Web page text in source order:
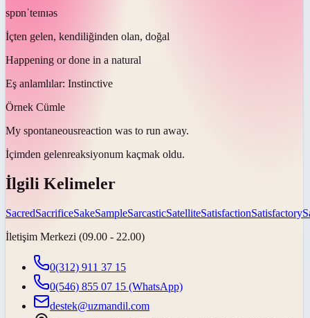
spɒnˈteɪnɪəs
İçten gelen, kendiliğinden olan, doğal
Happening or done in a natural
Eş anlamlılar: Instinctive
Örnek Cümle
My spontaneousreaction was to run away.
İçimden gelenreaksiyonum kaçmak oldu.
İlgili Kelimeler
SacredSacrificeSakeSampleSarcasticSatelliteSatisfactionSatisfactory
İletişim Merkezi (09.00 - 22.00)
0(312) 911 37 15
0(546) 855 07 15 (WhatsApp)
destek@uzmandil.com